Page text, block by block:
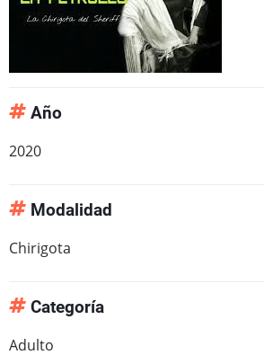
Año
2020
Modalidad
Chirigota
Categoría
Adulto